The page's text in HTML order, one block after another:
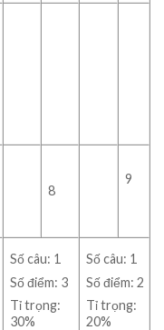
8
9
Số câu: 1
Số điểm: 3
Tỉ trọng:
30%
Số câu: 1
Số điểm: 2
Tỉ trọng:
20%